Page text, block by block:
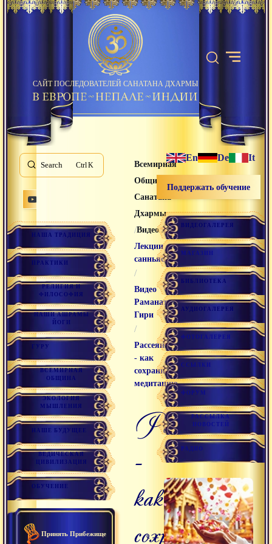
САЙТ ПОСЛЕДОВАТЕЛЕЙ САНАТАНА ДХАРМЫ
Search K
НАША ТРАДИЦИЯ
ПРАКТИКИ
РЕЛИГИЯ И
ФИЛОСОФИЯ
НАШИ АШРАМЫ
ЙОГИ
ГУРУ
ВСЕМИРНАЯ
ОБЩИНА
ЭКОЛОГИЯ
МЫШЛЕНИЯ
НАШЕ БУДУЩЕЕ
ВЕДИЧЕСКАЯ
ЦИВИЛИЗАЦИЯ
ОБУЧЕНИЕ
Принять Прибежище
Всемирная
Община
Санатана
Дхармы
/Видео лекции/
Лекции
санньяси
/
Видео
Раманатха
Гири
/
Рассеянность
- как
сохранить
медитацию
рассеянность
-
как
сохранить
En De It
Поддержать обучение
ВИДЕОГАЛЕРЕЯ
МАГАЗИН
БИБЛИОТЕКА
АУДИОГАЛЕРЕЯ
ФОТОГАЛЕРЕЯ
ССЫЛКИ
ФОРУМ
РАССЫЛКА
НОВОСТЕЙ
РАДИО